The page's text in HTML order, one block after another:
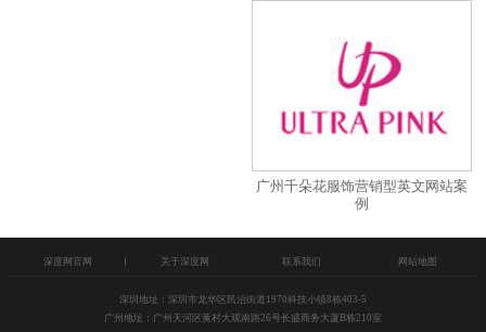
广州千朵花服饰营销型英文网站案
例
深度网官网 关于深度网 联系我们 网站地图
深圳地址：深圳市龙华区民治街道1970科技小镇8栋403-5
广州地址：广州天河区黄村大观南路26号长盛商务大厦B栋210室